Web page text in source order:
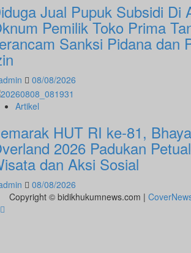
Jual Pupuk Subsidi Di
Pemilik Toko Prima
Sanksi Pidana dan
08/08/2026
Artikel
HUT RI ke-81,
2026 Padukan
dan Aksi Sosial
08/08/2026
Copyright © bidikhukumnews.com |